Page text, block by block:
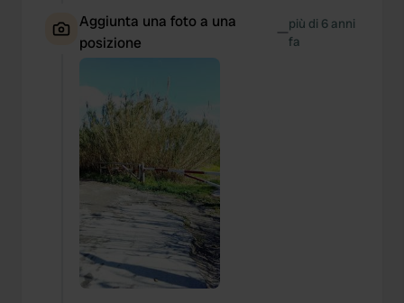
our social media, advertising and analytics partners who
may combine it with other information that you’ve
provided to them or that they’ve collected from your use
Aggiunta una foto a una
posizione
—più di 6 anni
fa